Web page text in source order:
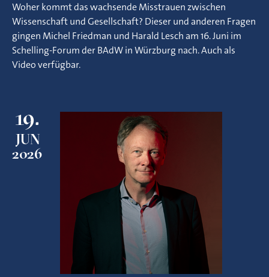
Woher kommt das wachsende Misstrauen zwischen
Wissenschaft und Gesellschaft? Dieser und anderen Fragen
gingen Michel Friedman und Harald Lesch am 16. Juni im
Schelling-Forum der BAdW in Würzburg nach. Auch als
Video verfügbar.
19.
JUN
2026